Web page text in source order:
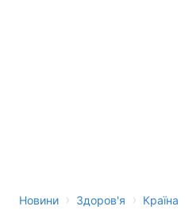
Новини › Здоров'я › Країна